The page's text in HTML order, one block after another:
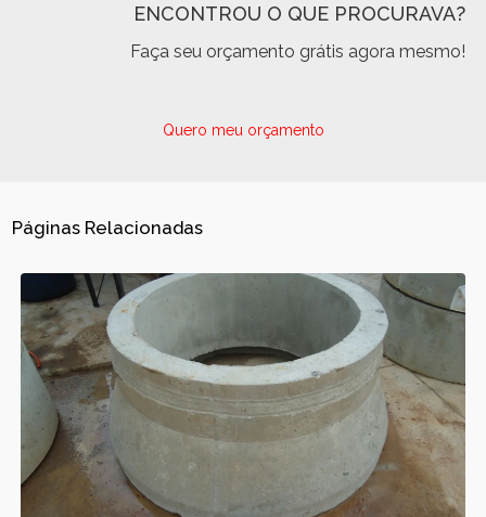
ENCONTROU O QUE PROCURAVA?
Faça seu orçamento grátis agora mesmo!
Quero meu orçamento
Páginas Relacionadas